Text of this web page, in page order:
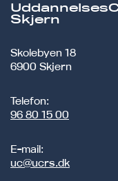
Skjern
Skolebyen 18
6900 Skjern
Telefon:
96 80 15 00
E-mail:
uc@ucrs.dk